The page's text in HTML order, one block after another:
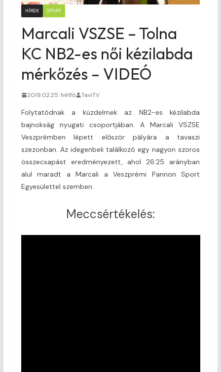
HÍREK SPORT
Marcali VSZSE – Tolna
KC NB2-es női kézilabda
mérkőzés – VIDEÓ
2019.02.25. hétfő TaviTV
Folytatódnak a küzdelmek az NB2-es kézilabda
bajnokság nyugati csoportjában. A Marcali VSZSE
Veszprémben lépett először pályára a tavaszi
szezonban. Az idegenbeli találkozó egy nagyon szoros
összecsapást eredményezett, ahol 26:25 arányban
alul maradt a Marcali a Veszprémi Pannon Sport
Egyesülettel szemben.
Meccsértékelés: